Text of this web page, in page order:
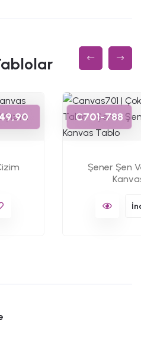
C701-788
Şener Şen